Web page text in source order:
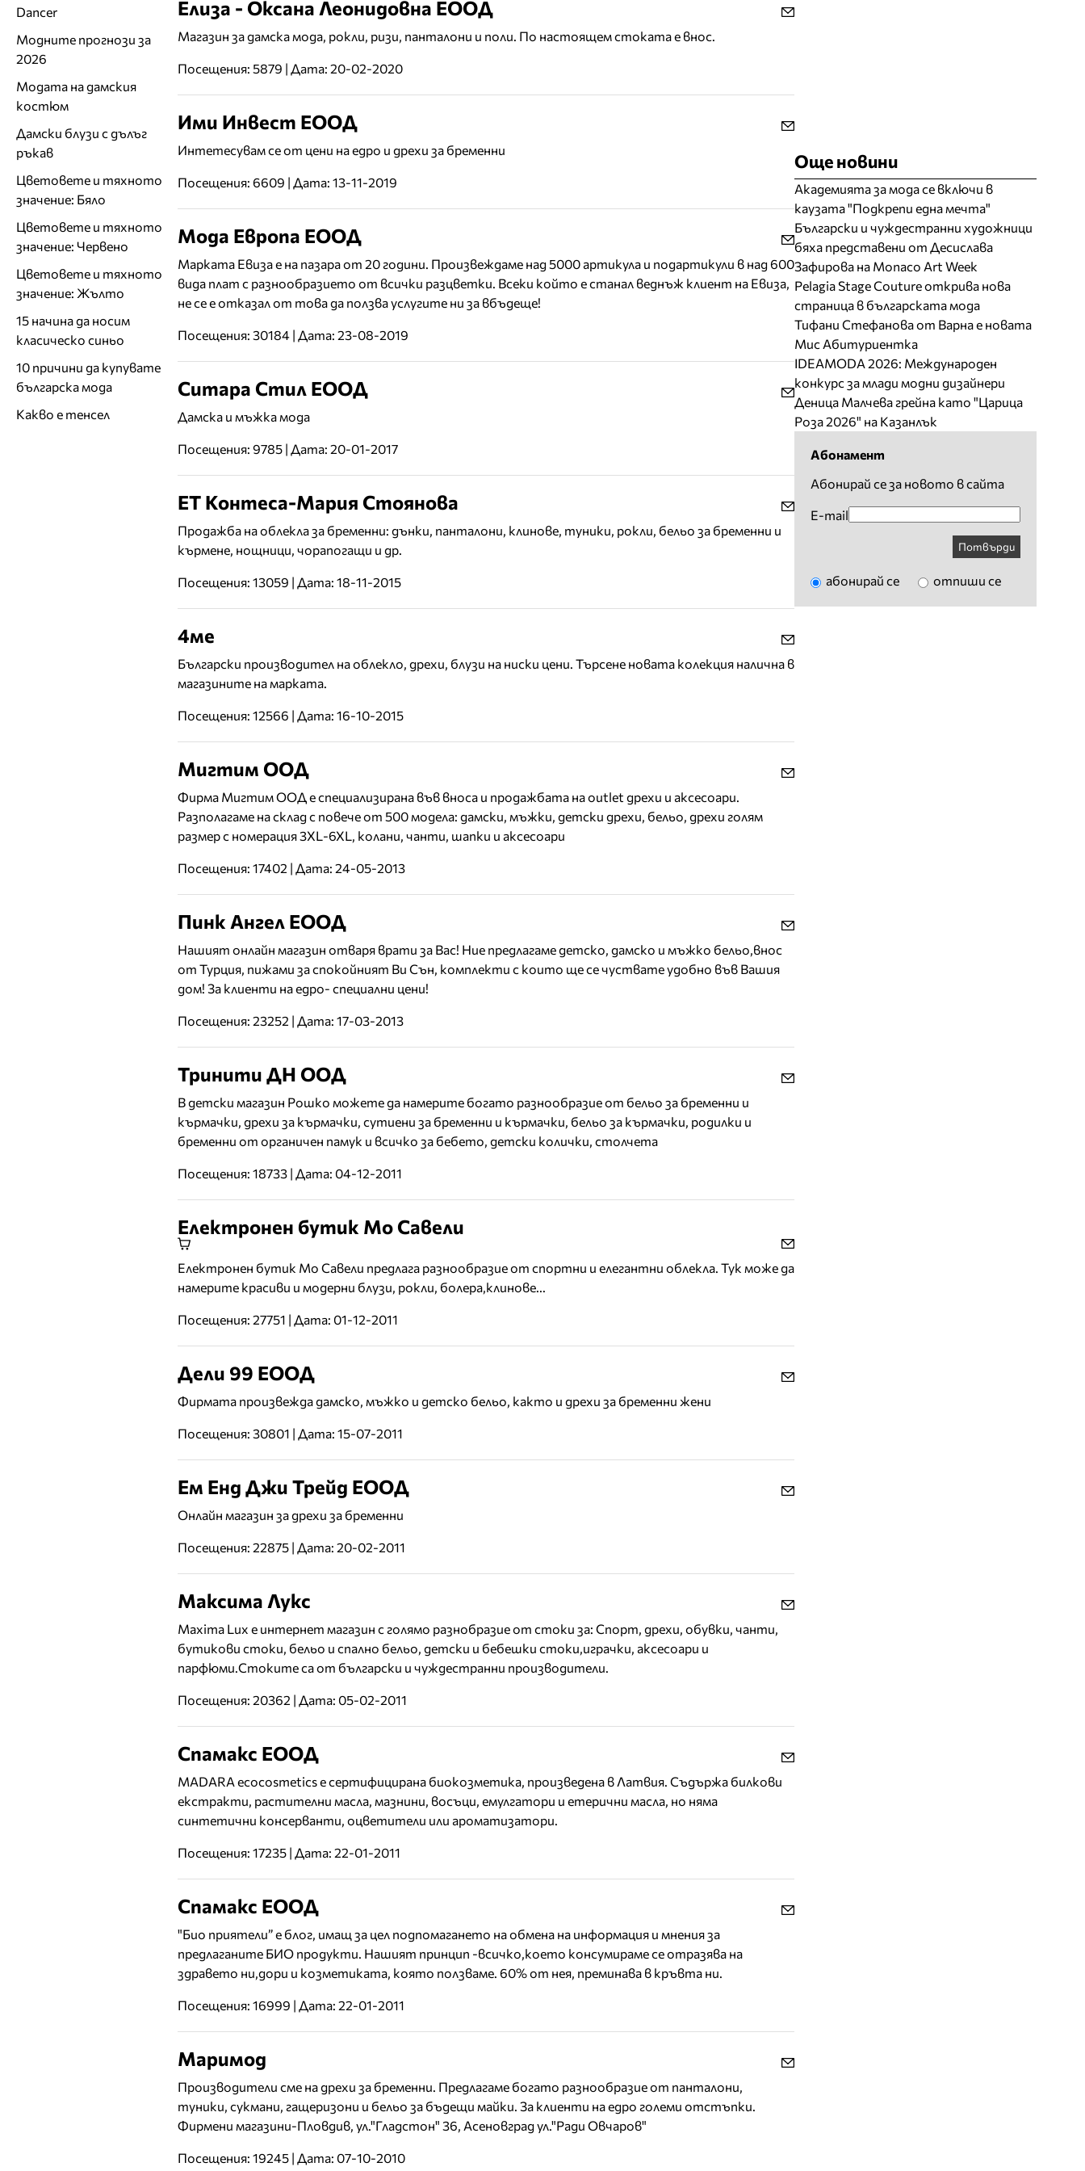
Елиза - Оксана Леонидовна ЕООД
Mагазин за дамска мода, рокли, ризи, панталони и поли. По настоящем стоката е внос.
Посещения: 5879 | Дата: 20-02-2020
Ими Инвест ЕООД
Интетесувам се от цени на едро и дрехи за бременни
Посещения: 6609 | Дата: 13-11-2019
Мода Европа ЕООД
Марката Евиза е на пазара от 20 години. Произвеждаме над 5000 артикула и подартикули в над 600
вида плат с разнообразието от всички разцветки. Всеки който е станал веднъж клиент на Евиза,
не се е отказал от това да ползва услугите ни за вбъдеще!
Посещения: 30184 | Дата: 23-08-2019
Ситара Стил ЕООД
Дамска и мъжка мода
Посещения: 9785 | Дата: 20-01-2017
ЕТ Контеса-Мария Стоянова
Продажба на облекла за бременни: дънки, панталони, клинове, туники, рокли, бельо за бременни и
кърмене, нощници, чорапогащи и др.
Посещения: 13059 | Дата: 18-11-2015
4мe
Български производител на облекло, дрехи, блузи на ниски цени. Търсене новата колекция налична в
магазините на марката.
Посещения: 12566 | Дата: 16-10-2015
Мигтим ООД
Фирма Мигтим ООД е специализирана във вноса и продажбата на outlet дрехи и аксесоари.
Разполагаме на склад с повече от 500 модела: дамски, мъжки, детски дрехи, бельо, дрехи голям
размер с номерация 3XL-6XL, колани, чанти, шапки и аксесоари
Посещения: 17402 | Дата: 24-05-2013
Пинк Ангел ЕООД
Нашият онлайн магазин отваря врати за Вас! Ние предлагаме детско, дамско и мъжко бельо,внос
от Турция, пижами за спокойният Ви Сън, комплекти с които ще се чуствате удобно във Вашия
дом! За клиенти на едро- специални цени!
Посещения: 23252 | Дата: 17-03-2013
Тринити ДН ООД
В детски магазин Рошко можете да намерите богато разнообразие от бельо за бременни и
кърмачки, дрехи за кърмачки, сутиени за бременни и кърмачки, бельо за кърмачки, родилки и
бременни от органичен памук и всичко за бебето, детски колички, столчета
Посещения: 18733 | Дата: 04-12-2011
Електронен бутик Мо Савели
Електронен бутик Мо Савели предлага разнообразие от спортни и елегантни облекла. Тук може да
намерите красиви и модерни блузи, рокли, болера,клинове...
Посещения: 27751 | Дата: 01-12-2011
Дели 99 ЕООД
Фирмата произвежда дамско, мъжко и детско бельо, както и дрехи за бременни жени
Посещения: 30801 | Дата: 15-07-2011
Ем Енд Джи Трейд ЕООД
Онлайн магазин за дрехи за бременни
Посещения: 22875 | Дата: 20-02-2011
Максима Лукс
Maxima Lux е интернет магазин с голямо разнобразие от стоки за: Спорт, дрехи, обувки, чанти,
бутикови стоки, бельо и спално бельо, детски и бебешки стоки,играчки, аксесоари и
парфюми.Стоките са от български и чуждестранни производители.
Посещения: 20362 | Дата: 05-02-2011
Спамакс ЕООД
MADARA ecocosmetics е сертифицирана биокозметика, произведена в Латвия. Съдържа билкови
екстракти, растителни масла, мазнини, восъци, емулгатори и етерични масла, но няма
синтетични консерванти, оцветители или ароматизатори.
Посещения: 17235 | Дата: 22-01-2011
Спамакс ЕООД
"Био приятели” e блог, имащ за цел подпомагането на обмена на информация и мнения за
предлаганите БИО продукти. Нашият принцип -всичко,което консумираме се отразява на
здравето ни,дори и козметиката, която ползваме. 60% от нея, преминава в кръвта ни.
Посещения: 16999 | Дата: 22-01-2011
Маримод
Производители сме на дрехи за бременни. Предлагаме богато разнообразие от панталони,
туники, сукмани, гащеризони и бельо за бъдещи майки. За клиенти на едро големи отстъпки.
Фирмени магазини-Пловдив, ул."Гладстон" 36, Асеновград ул."Ради Овчаров"
Посещения: 19245 | Дата: 07-10-2010
Dancer
Модните прогнози за
2026
Модата на дамския
костюм
Дамски блузи с дълъг
ръкав
Цветовете и тяхното
значение: Бяло
Цветовете и тяхното
значение: Червено
Цветовете и тяхното
значение: Жълто
15 начина да носим
класическо синьо
10 причини да купувате
българска мода
Какво е тенсел
Още новини
Академията за мода се включи в
каузата "Подкрепи една мечта"
Български и чуждестранни художници
бяха представени от Десислава
Зафирова на Monaco Art Week
Pelagia Stage Couture открива нова
страница в българската мода
Тифани Стефанова от Варна е новата
Мис Абитуриентка
IDEAMODA 2026: Международен
конкурс за млади модни дизайнери
Деница Малчева грейна като "Царица
Роза 2026" на Казанлък
Абонамент
Абонирай се за новото в сайта
E-mail
Потвърди
абонирай се отпиши се